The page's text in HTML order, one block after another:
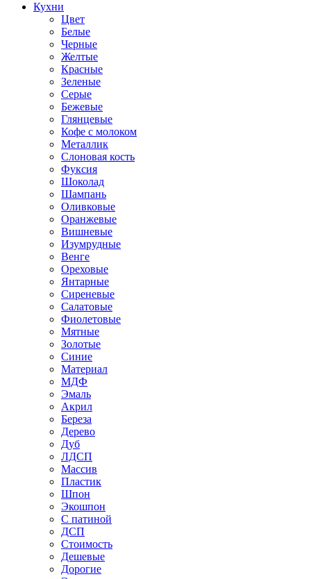
Кухни
Цвет
Белые
Черные
Желтые
Красные
Зеленые
Серые
Бежевые
Глянцевые
Кофе с молоком
Металлик
Слоновая кость
Фуксия
Шоколад
Шампань
Оливковые
Оранжевые
Вишневые
Изумрудные
Венге
Ореховые
Янтарные
Сиреневые
Салатовые
Фиолетовые
Мятные
Золотые
Синие
Материал
МДФ
Эмаль
Акрил
Береза
Дерево
Дуб
ЛДСП
Массив
Пластик
Шпон
Экошпон
С патиной
ДСП
Стоимость
Дешевые
Дорогие